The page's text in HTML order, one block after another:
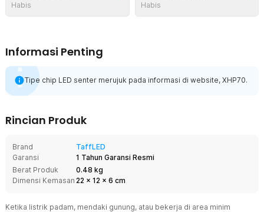
Habis Habis
Informasi Penting
Tipe chip LED senter merujuk pada informasi di website, XHP70.
Rincian Produk
Brand
TaffLED
Garansi
1 Tahun Garansi Resmi
Berat Produk
0.48 kg
Dimensi Kemasan 22 x 12 x 6 cm
Ketika listrik padam, mendaki gunung, atau bekerja di area minim